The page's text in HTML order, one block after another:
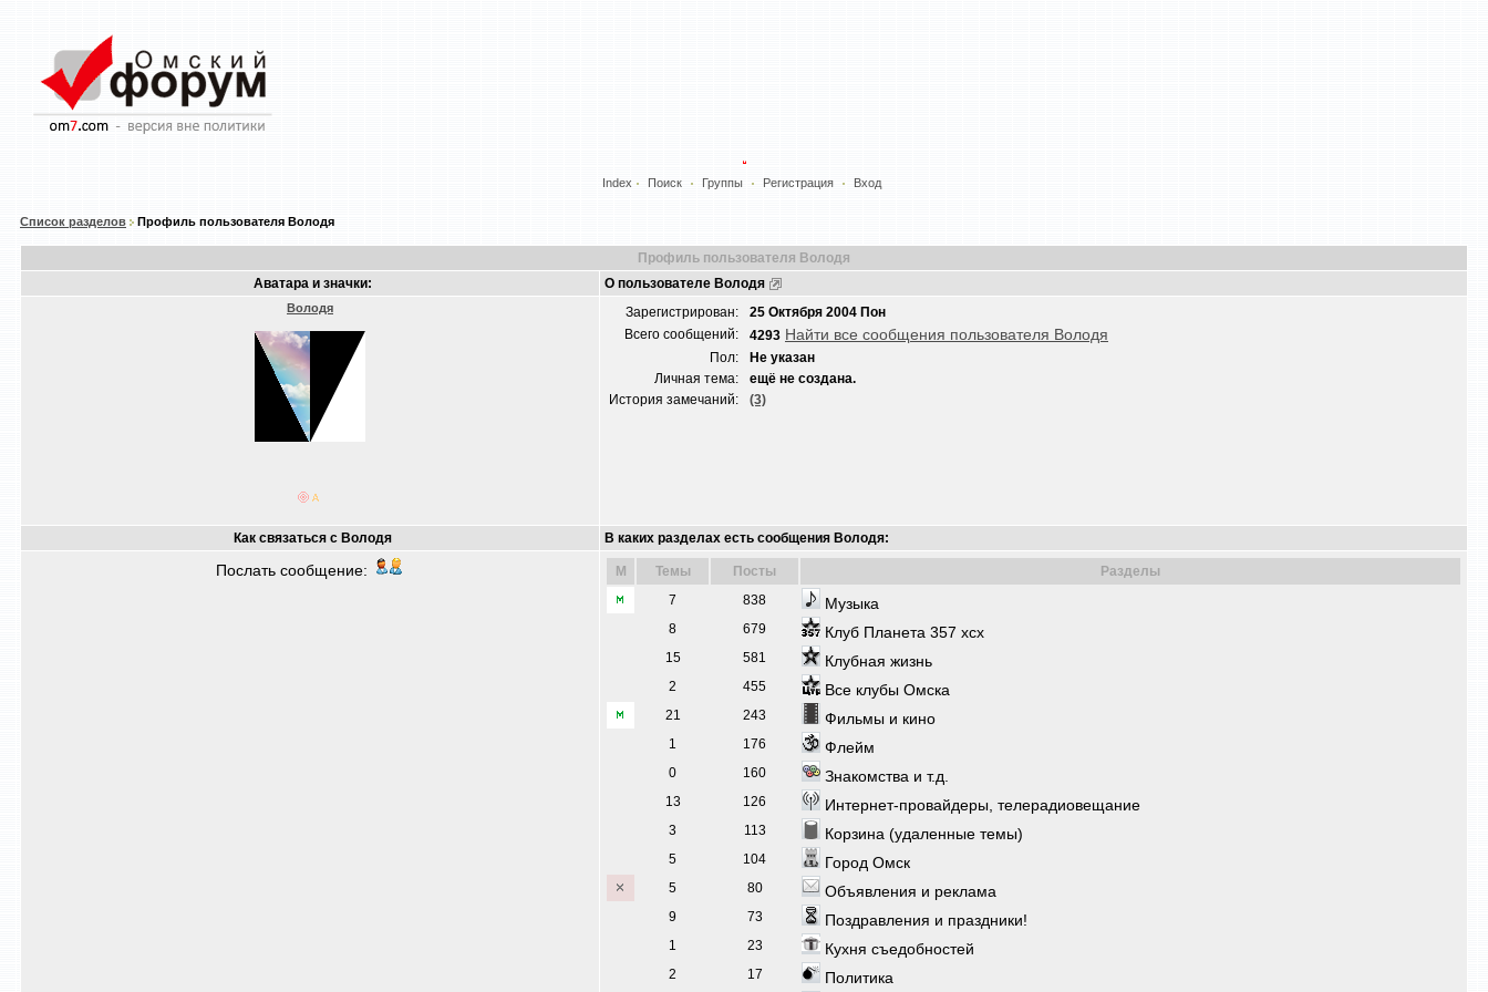
Index Поиск Группы Регистрация Вход
Список разделов Профиль пользователя Володя
Профиль пользователя Володя
Аватара и значки:
О пользователе Володя
Володя
Зарегистрирован:
25 Октября 2004 Пон
Всего сообщений:
4293 Найти все сообщения пользователя Володя
Пол:
Не указан
Личная тема:
ещё не создана.
История замечаний:
(3)
Как связаться с Володя В каких разделах есть сообщения Володя:
Послать сообщение: M Темы Посты Разделы
7 838 Музыка
8 679 Клуб Планета 357 xcx
15 581 Клубная жизнь
2 455 Все клубы Омска
21 243 Фильмы и кино
1 176 Флейм
0 160 Знакомства и т.д.
13 126 Интернет-провайдеры, телерадиовещание
3 113 Корзина (удаленные темы)
5 104 Город Омск
5 80 Объявления и реклама
9 73 Поздравления и праздники!
1 23 Кухня съедобностей
2 17 Политика